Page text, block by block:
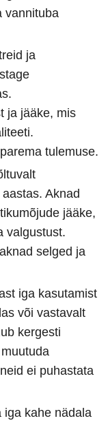
vannituba
ja
ja jääke, mis
tulemuse.
Aknad
jääke,
valgustust.
selged ja
iga kasutamist
või vastavalt
kergesti
ei puhastata
iga kahe nädala